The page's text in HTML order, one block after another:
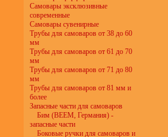
Самовары эксклюзивные
современные
Самовары сувенирные
Трубы для самоваров от 38 до 60
мм
Трубы для самоваров от 61 до 70
мм
Трубы для самоваров от 71 до 80
мм
Трубы для самоваров от 81 мм и
более
Запасные части для самоваров
Бим (BEEM, Германия) -
запасные части
Боковые ручки для самоваров и